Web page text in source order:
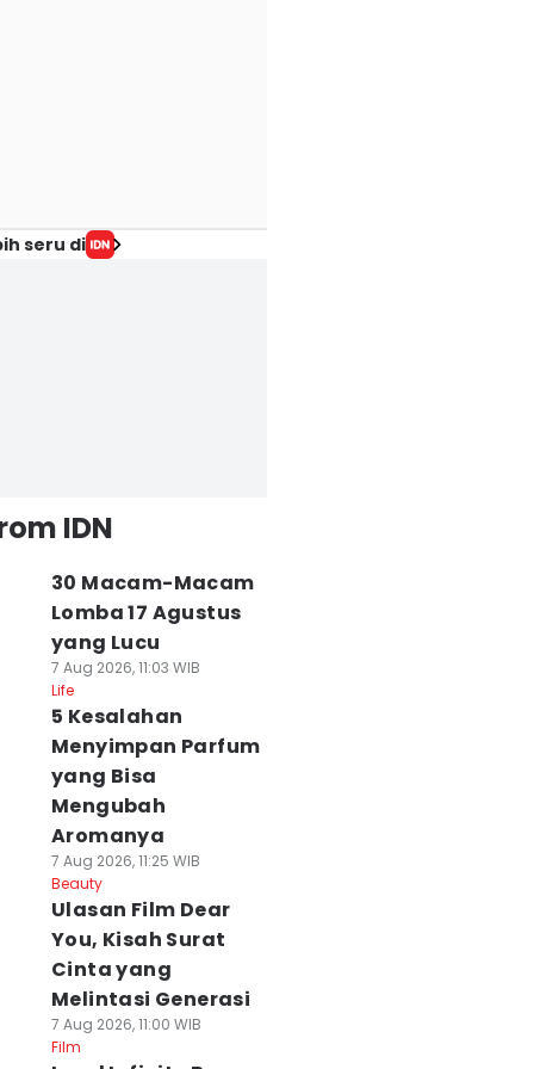
seru di
IDN
30 Macam-Macam
Lomba 17 Agustus
yang Lucu
7 Aug 2026, 11:03 WIB
Life
5 Kesalahan
Menyimpan Parfum
yang Bisa
Mengubah
Aromanya
7 Aug 2026, 11:25 WIB
Beauty
Ulasan Film Dear
You, Kisah Surat
Cinta yang
Melintasi Generasi
7 Aug 2026, 11:00 WIB
Film